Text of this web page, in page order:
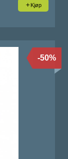
Kjøp
-50%